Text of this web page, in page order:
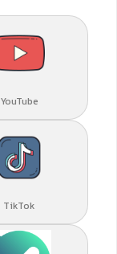
YouTube
TikTok